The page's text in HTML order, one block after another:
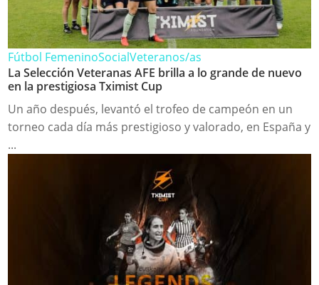
Fútbol FemeninoSocialVeteranos/as
La Selección Veteranas AFE brilla a lo grande de nuevo
en la prestigiosa Tximist Cup
Un año después, levantó el trofeo de campeón en un
torneo cada día más prestigioso y valorado, en España y
...